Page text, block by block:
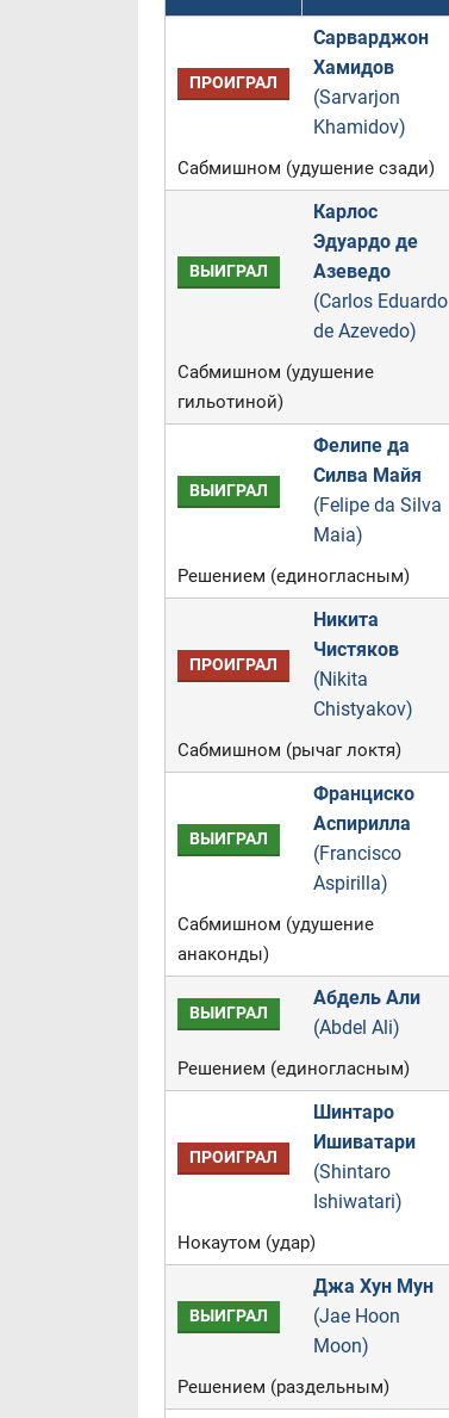
ПРОИГРАЛ
Сарварджон
Хамидов
(Sarvarjon
Khamidov)
Сабмишном (удушение сзади)
ВЫИГРАЛ
Карлос
Эдуардо де
Азеведо
(Carlos Eduardo
de Azevedo)
Сабмишном (удушение
гильотиной)
ВЫИГРАЛ
Фелипе да
Силва Майя
(Felipe da Silva
Maia)
Решением (единогласным)
ПРОИГРАЛ
Никита
Чистяков
(Nikita
Chistyakov)
Сабмишном (рычаг локтя)
ВЫИГРАЛ
Франциско
Аспирилла
(Francisco
Aspirilla)
Сабмишном (удушение
анаконды)
ВЫИГРАЛ
Абдель Али
(Abdel Ali)
Решением (единогласным)
ПРОИГРАЛ
Шинтаро
Ишиватари
(Shintaro
Ishiwatari)
Нокаутом (удар)
ВЫИГРАЛ
Джа Хун Мун
(Jae Hoon
Moon)
Решением (раздельным)